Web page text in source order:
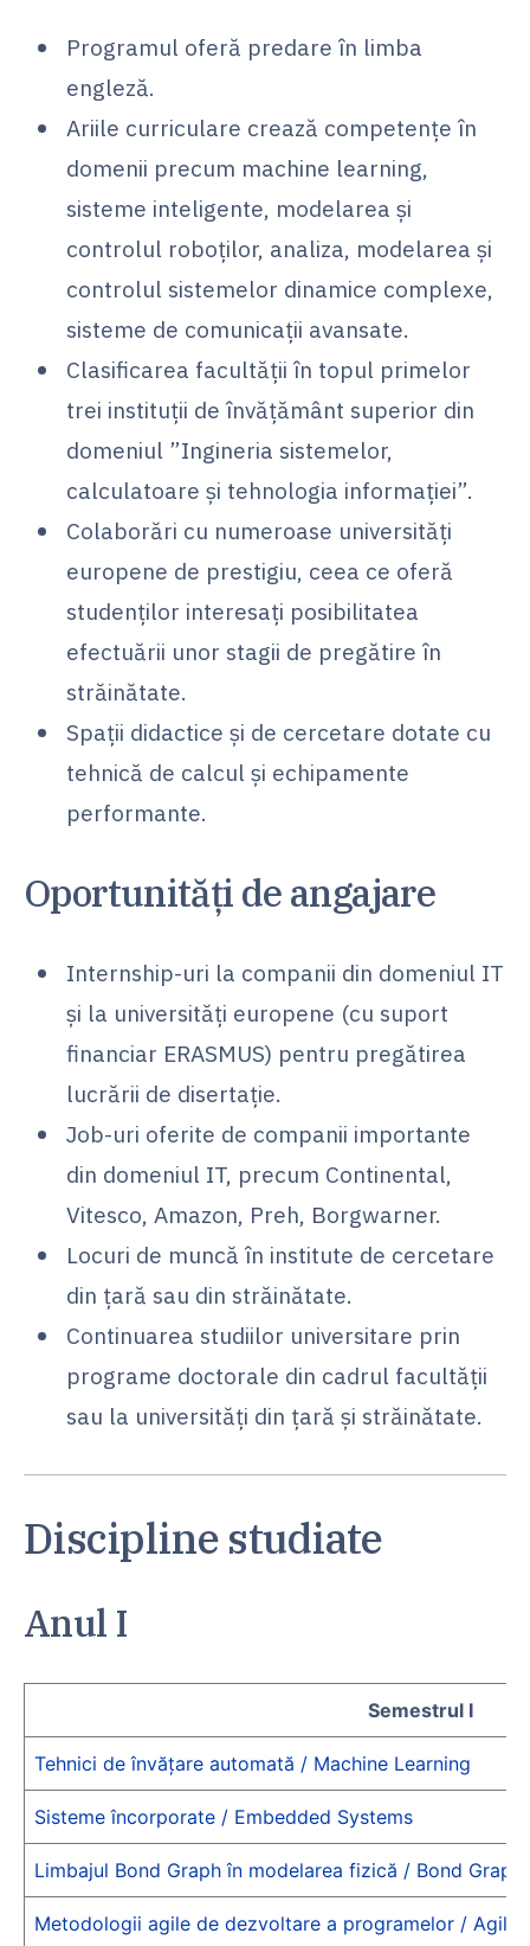
Programul oferă predare în limba
engleză.
Ariile curriculare crează competențe în
domenii precum machine learning,
sisteme inteligente, modelarea și
controlul roboților, analiza, modelarea și
controlul sistemelor dinamice complexe,
sisteme de comunicații avansate.
Clasificarea facultății în topul primelor
trei instituții de învățământ superior din
domeniul ”Ingineria sistemelor,
calculatoare şi tehnologia informaţiei”.
Colaborări cu numeroase universități
europene de prestigiu, ceea ce oferă
studenților interesați posibilitatea
efectuării unor stagii de pregătire în
străinătate.
Spații didactice și de cercetare dotate cu
tehnică de calcul și echipamente
performante.
Oportunități de angajare
Internship-uri la companii din domeniul IT
și la universități europene (cu suport
financiar ERASMUS) pentru pregătirea
lucrării de disertație.
Job-uri oferite de companii importante
din domeniul IT, precum Continental,
Vitesco, Amazon, Preh, Borgwarner.
Locuri de muncă în institute de cercetare
din țară sau din străinătate.
Continuarea studiilor universitare prin
programe doctorale din cadrul facultății
sau la universități din țară și străinătate.
Discipline studiate
Anul I
Semestrul I
Tehnici de învățare automată / Machine Learning
Sisteme încorporate / Embedded Systems
Limbajul Bond Graph în modelarea fizică / Bond
Metodologii agile de dezvoltare a programelor / Agile